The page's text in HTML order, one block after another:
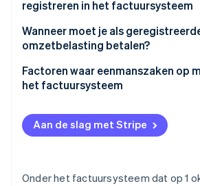
registreren in het factuursysteem
Voordelen voor eenmanszaken die
in het factuursysteem
Nadelen voor eenmanszaken die
het factuursysteem
Wanneer moet je als
omzetbelasting betalen?
Factoren waar eenmanszaken op
het factuursysteem
Aan de slag met Stripe
Onder het factuursysteem dat op 1